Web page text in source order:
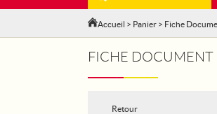
Accueil > Panier > Fiche
FICHE DOCUMENT
Retour